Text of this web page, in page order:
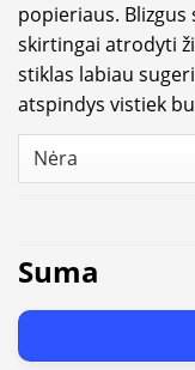
popieriaus.
skirtingai atrodyti
stiklas labiau
atspindys vistiek
Suma